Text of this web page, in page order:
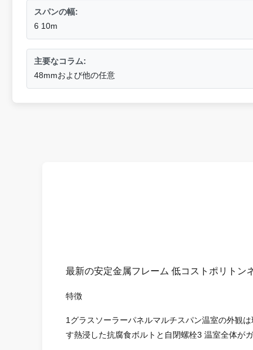
スパンの幅:
6 10m
主要なコラム:
48mmおよび他の任意
最新の安定金属フレーム 低コストポリトン
特徴
1グラスソーラーパネルマルチスパン温室の外観
す熱浸した抗腐食ボルトと自閉螺栓3 温室全体が